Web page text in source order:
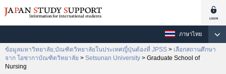
ภาษาไทย
ข้อมูลมหาวิทยาลัย,บัณฑิตวิทยาลัยในประเทศญี่ปุ่นต้องที่ JPSS > เลือกสถานศึกษา
จาก โอซากาบัณฑิตวิทยาลัย > Setsunan University > Graduate School of
Nursing